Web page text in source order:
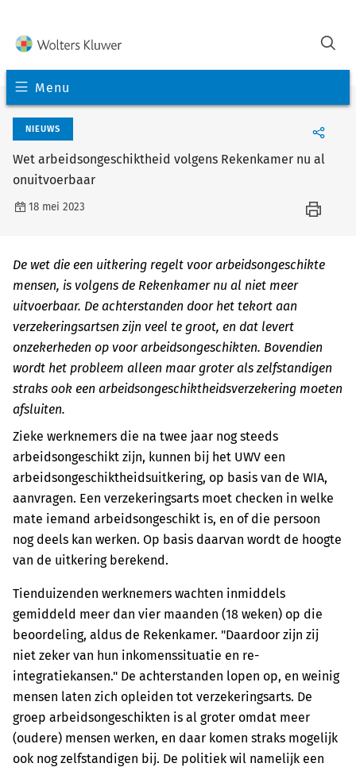
Menu
NIEUWS
Wet arbeidsongeschiktheid volgens Rekenkamer nu al
onuitvoerbaar
18 mei 2023
De wet die een uitkering regelt voor arbeidsongeschikte
mensen, is volgens de Rekenkamer nu al niet meer
uitvoerbaar. De achterstanden door het tekort aan
verzekeringsartsen zijn veel te groot, en dat levert
onzekerheden op voor arbeidsongeschikten. Bovendien
wordt het probleem alleen maar groter als zelfstandigen
straks ook een arbeidsongeschiktheidsverzekering moeten
afsluiten.
Zieke werknemers die na twee jaar nog steeds
arbeidsongeschikt zijn, kunnen bij het UWV een
arbeidsongeschiktheidsuitkering, op basis van de WIA,
aanvragen. Een verzekeringsarts moet checken in welke
mate iemand arbeidsongeschikt is, en of die persoon
nog deels kan werken. Op basis daarvan wordt de hoogte
van de uitkering berekend.
Tienduizenden werknemers wachten inmiddels
gemiddeld meer dan vier maanden (18 weken) op die
beoordeling, aldus de Rekenkamer. "Daardoor zijn zij
niet zeker van hun inkomenssituatie en re-
integratiekansen." De achterstanden lopen op, en weinig
mensen laten zich opleiden tot verzekeringsarts. De
groep arbeidsongeschikten is al groter omdat meer
(oudere) mensen werken, en daar komen straks mogelijk
ook nog zelfstandigen bij. De politiek wil namelijk een